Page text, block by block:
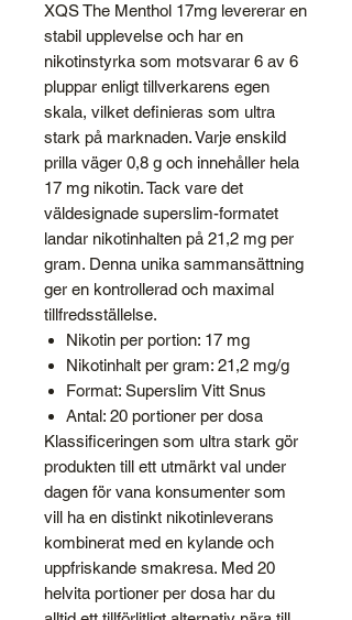
XQS The Menthol 17mg levererar en
stabil upplevelse och har en
nikotinstyrka som motsvarar 6 av 6
pluppar enligt tillverkarens egen
skala, vilket definieras som ultra
stark på marknaden. Varje enskild
prilla väger 0,8 g och innehåller hela
17 mg nikotin. Tack vare det
väldesignade superslim-formatet
landar nikotinhalten på 21,2 mg per
gram. Denna unika sammansättning
ger en kontrollerad och maximal
tillfredsställelse.
Nikotin per portion: 17 mg
Nikotinhalt per gram: 21,2 mg/g
Format: Superslim Vitt Snus
Antal: 20 portioner per dosa
Klassificeringen som ultra stark gör
produkten till ett utmärkt val under
dagen för vana konsumenter som
vill ha en distinkt nikotinleverans
kombinerat med en kylande och
uppfriskande smakresa. Med 20
helvita portioner per dosa har du